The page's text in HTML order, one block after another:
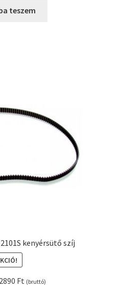
szereléshez és
teszem
kenyérsütő szíj
2890 Ft Current
(bruttó)